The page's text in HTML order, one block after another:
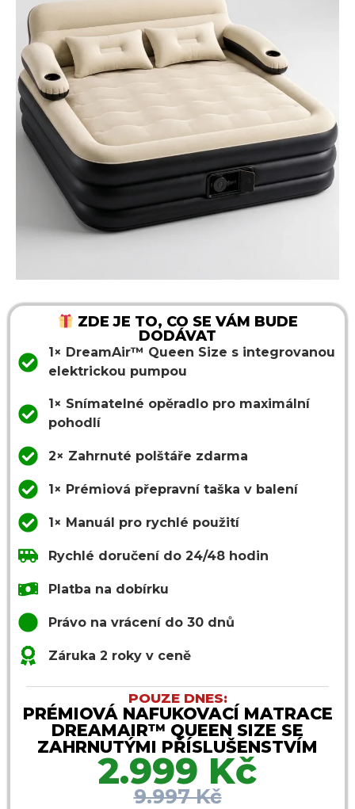
ZDE JE TO, CO SE VÁM BUDE
DODÁVAT
1× DreamAir™ Queen Size s integrovanou
elektrickou pumpou
1× Snímatelné opěradlo pro maximální
pohodlí
2× Zahrnuté polštáře zdarma
1× Prémiová přepravní taška v balení
1× Manuál pro rychlé použití
Rychlé doručení do 24/48 hodin
Platba na dobírku
Právo na vrácení do 30 dnů
Záruka 2 roky v ceně
POUZE DNES:
PRÉMIOVÁ NAFUKOVACÍ MATRACE
DREAMAIR™ QUEEN SIZE SE
ZAHRNUTÝMI PŘÍSLUŠENSTVÍM
2.999 Kč
9.997 Kč